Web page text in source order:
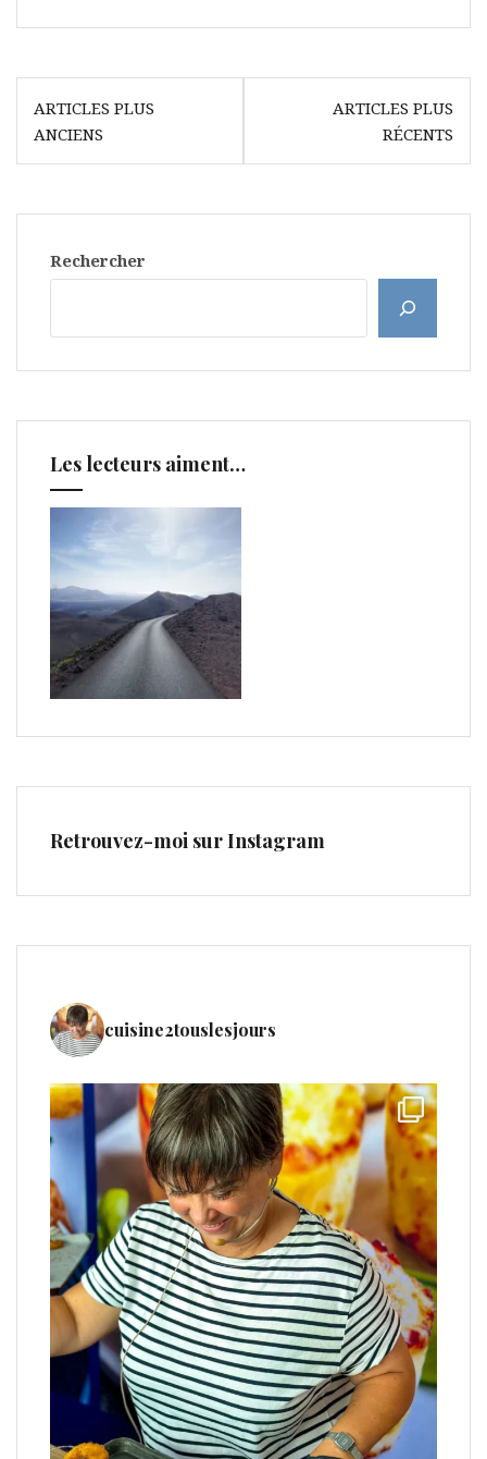
Navigation
des
articles
ARTICLES PLUS
ANCIENS
ARTICLES PLUS
RÉCENTS
Rechercher
Les lecteurs aiment…
Retrouvez-moi sur Instagram
cuisine2touslesjours